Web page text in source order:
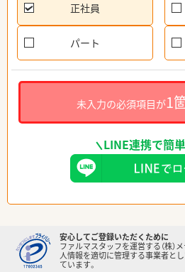
正社員
パート
未入力の必須項目が1
LINE連携で簡単
安心してご登録いただくために
ファルマスタッフを運営する（株）
人情報を適切に管理する事業者と
ています。